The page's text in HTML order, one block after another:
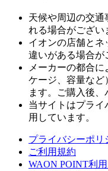
天候や周辺の交通
れる場合がござい
イオンの店舗とネ
違いがある場合が
メーカーの都合
ケージ、容量など
ます。ご購入後、
当サイトはプライ
用しています。
プライバシーポリ
ご利用規約
WAON POINT利